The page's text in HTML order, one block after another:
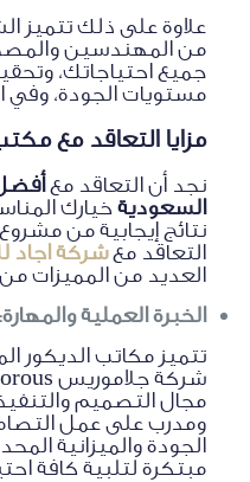
علاوة على ذلك تتميز
من المهندسين
جميع احتياجاتك،
مستويات الجودة، وفي
مزايا التعاقد مع
نجد أن التعاقد مع
السعوديةخيارك
نتائج إيجابية من
التعاقد معشركة اجاد
العديد من المميزات
الخبرة العملية
تتميز مكاتب الديكور
مجال التصميم
ومدرب على عمل
الجودة والميزانية
مبتكرة لتلبية كافة